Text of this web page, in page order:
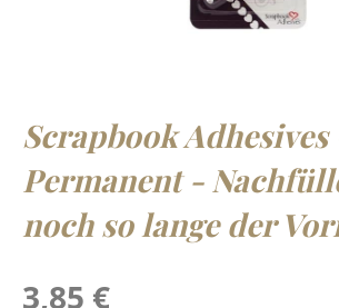
Scrapbook
Permanent -
noch so lange der
Regulärer Preis:
3,85 €